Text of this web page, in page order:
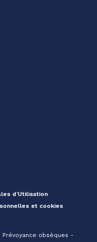
d’Utilisation
et cookies
obsèques -